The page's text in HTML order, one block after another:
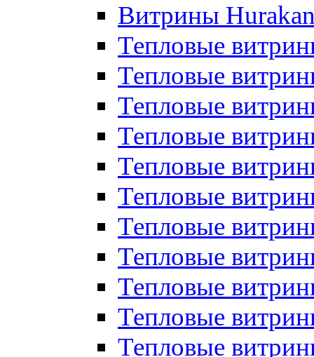
Витрины
Тепловые
Тепловые
Тепловые
Тепловые
Тепловые
Тепловые
Тепловые
Тепловые
Тепловые
Тепловые
Тепловые